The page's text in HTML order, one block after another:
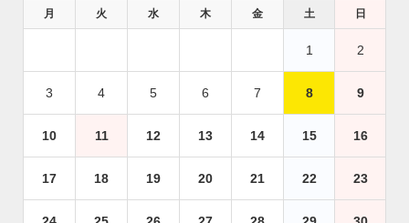
月 火 水 木 金 土 日
1 2
3 4 5 6 7 8 9
10 11 12 13 14 15 16
17 18 19 20 21 22 23